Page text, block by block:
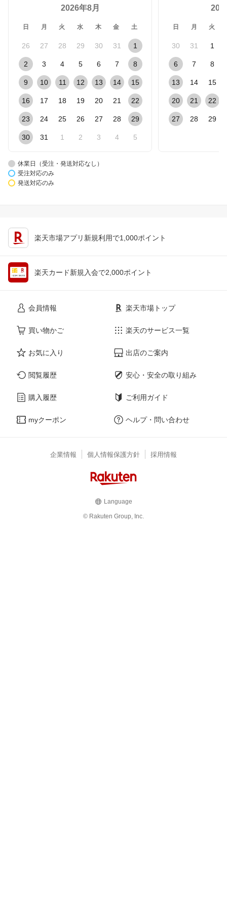
2026年8月
日 月 火 水 木 金 土
26 27 28 29 30 31 1
2 3 4 5 6 7 8
9 10 11 12 13 14 15
16 17 18 19 20 21 22
23 24 25 26 27 28 29
30 31 1 2 3 4 5
日 月 火
30 31 1
6 7 8
13 14 15
20 21 22
27 28 29
休業日（受注・発送対応なし）
受注対応のみ
発送対応のみ
楽天市場アプリ新規利用で1,000ポイント
楽天カード新規入会で2,000ポイント
会員情報
買い物かご
お気に入り
閲覧履歴
購入履歴
myクーポン
楽天市場トップ
楽天のサービス一覧
出店のご案内
安心・安全の取り組み
ご利用ガイド
ヘルプ・問い合わせ
企業情報 個人情報保護方針 採用情報
Language
© Rakuten Group, Inc.